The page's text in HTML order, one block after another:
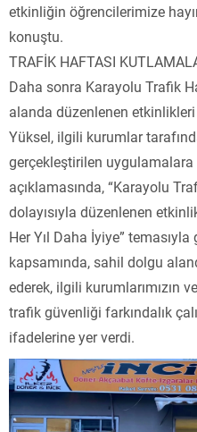
etkinliğin öğrencilerimize
konuştu.
TRAFİK HAFTASI
Daha sonra Karayolu Trafik
alanda düzenlenen
Yüksel, ilgili kurumlar
gerçekleştirilen
açıklamasında, “Karayolu
dolayısıyla düzenlenen
Her Yıl Daha İyiye”
kapsamında, sahil dolgu
ederek, ilgili kurumlarımızın
trafik güvenliği farkındalık
ifadelerine yer verdi.